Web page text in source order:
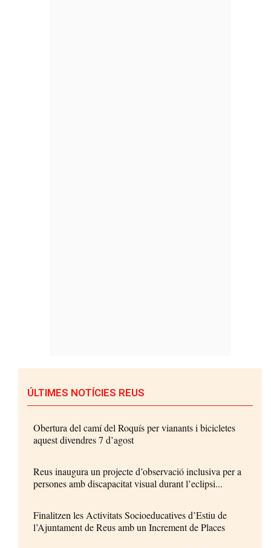
ÚLTIMES NOTÍCIES REUS
Obertura del camí del Roquís per vianants i bicicletes
aquest divendres 7 d’agost
Reus inaugura un projecte d’observació inclusiva per a
persones amb discapacitat visual durant l’eclipsi...
Finalitzen les Activitats Socioeducatives d’Estiu de
l’Ajuntament de Reus amb un Increment de Places